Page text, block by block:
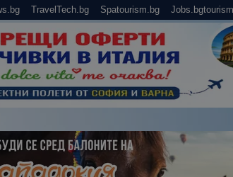
TravelTech.bg Spatourism.bg